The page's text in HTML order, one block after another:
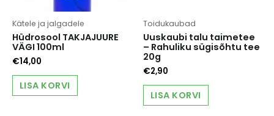
Kätele ja jalgadele
Hüdrosool TAKJAJUURE
VÄGI 100ml
€14,00
LISA KORVI
Toidukaubad
Uuskaubi talu taimetee
– Rahuliku sügisõhtu tee
20g
€2,90
LISA KORVI